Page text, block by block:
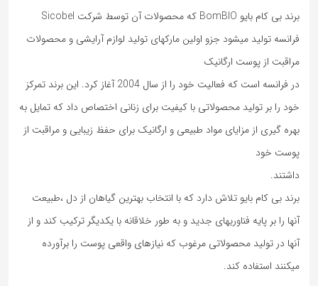
برند بی کام بایو BomBIO که محصولات آن توسط شرکت Sicobel
فرانسه تولید میشود جزو اولین مارکهای تولید لوازم آرایشی و محصولات
مراقبت از پوست ارگانیک
در فرانسه است که فعالیت خود را از سال 2004 آغاز کرد. این برند تمرکز
خود را بر تولید محصولاتی با کیفیت برای زنانی اختصاص داد که تمایل به
بهره گیری از مزایای مواد طبیعی و ارگانیک برای حفظ زیبایی و مراقبت از
پوست خود
داشتند.
برند بی کام بایو تلاش دارد که با انتخاب بهترین گیاهان از دل ،طبیعت
آنها را بر پایه فناوریهای جدید و به طور خلاقانه با یکدیگر ترکیب کند و از
آنها در تولید محصولاتی مرغوب که نیازهای واقعی پوست را برآورده
میکنند استفاده کند.